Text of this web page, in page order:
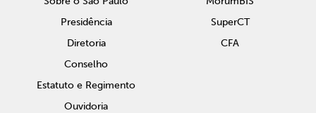
Presidência
Diretoria
Conselho
Estatuto e Regimento
Ouvidoria
SuperCT
CFA